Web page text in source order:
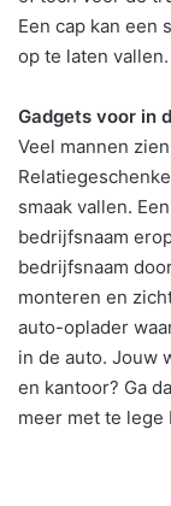
Een cap kan een
op te laten vallen.
Gadgets voor in
Veel mannen
smaak vallen.
bedrijfsnaam
bedrijfsnaam
monteren en
auto-oplader
in de auto. Jouw
en kantoor? Ga
meer met te lege